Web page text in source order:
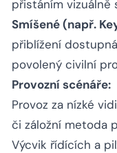
přistáním vizuálně
Smíšené (např.
přiblížení
povolený civilní
Provozní scénáře:
Provoz za nízké
či záložní metoda
Výcvik řídících a